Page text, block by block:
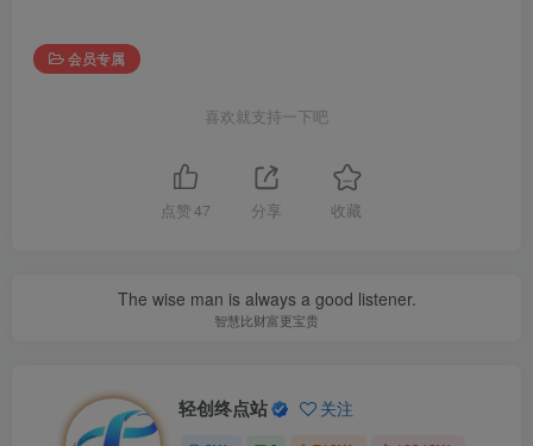
会员专属
喜欢就支持一下吧
点赞 47 分享 收藏
The wise man is always a good listener.
智慧比财富更宝贵
轻创终点站 关注